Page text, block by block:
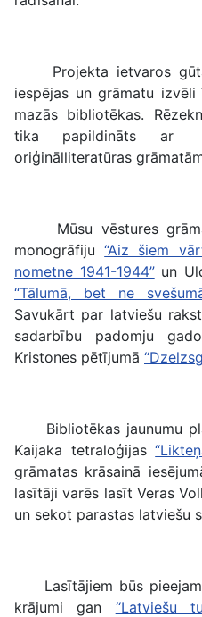
Projekta ietvaros
iespējas un grāmatu
mazās bibliotēkas.
tika papildināts ar
oriģinālliteratūras
Mūsu vēstures
monogrāfiju“Aiz šiem
nometne 1941-1944”un
“Tālumā, bet ne
Savukārt par latviešu
sadarbību padomju
Kristones pētījumā
Bibliotēkas jaunumu
Kaijaka tetraloģijas
grāmatas krāsainā
lasītāji varēs lasīt Veras
un sekot parastas latviešu
Lasītājiem būs
krājumi gan “Latviešu